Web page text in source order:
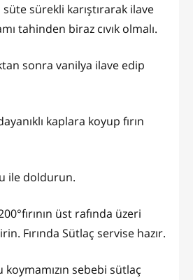
sürekli karıştırarak ilave
tahinden biraz cıvık olmalı.
sonra vanilya ilave edip
kaplara koyup fırın
ile doldurun.
üst rafında üzeri
Fırında Sütlaç servise hazır.
koymamızın sebebi sütlaç